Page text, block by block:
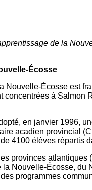
de la
Écosse
Nouvelle-Écosse est
à Salmon
en janvier 1996,
acadien provincial
4100 élèves répartis
provinces
Nouvelle-Écosse,
programmes